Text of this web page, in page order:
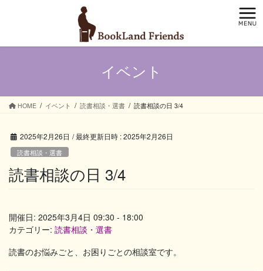
イベント
HOME イベント 読書相談・選書 読書相談の日 3/4
2025年2月26日 / 最終更新日時 :2025年2月26日
読書相談・選書
読書相談の日 3/4
開催日: 2025年3月4日 09:30 - 18:00
カテゴリー: 読書相談・選書
読書のお悩みごと、お困りごとの相談室です。